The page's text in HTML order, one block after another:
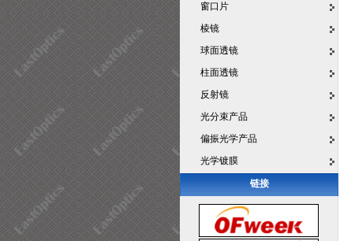
窗口片
棱镜
球面透镜
柱面透镜
反射镜
光分束产品
偏振光学产品
光学镀膜
链接